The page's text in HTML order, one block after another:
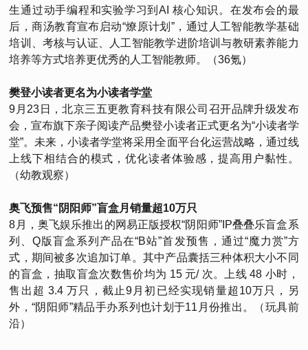
生通过动手编程和实验学习到AI 核心知识。在发布会的最
后，商汤教育宣布启动“燎原计划”，通过人工智能教学基础
培训、考核与认证、人工智能教学进阶培训与教研素养能力
培养等方式培养更优秀的人工智能教师。（36氪）
樊登小读者更名为小读者学堂
9月23日，北京三五更教育科技有限公司召开品牌升级发布
会，宣布旗下亲子阅读产品樊登小读者正式更名为“小读者学
堂”。未来，小读者学堂将采用全面平台化运营战略，通过线
上线下相结合的模式，优化读者体验感，提高用户黏性。
（幼教观察）
奥飞预售“阴阳师”盲盒月销量超10万只
8月，奥飞娱乐推出的网易正版授权“阴阳师”IP叠叠乐盲盒系
列、Q版盲盒系列产品在“B站”首发预售，通过“魔力赏”方
式，期间被多次追加订单。其中产品囊括三种体积大小不同
的盲盒，抽取盲盒次数售价均为 15 元/ 次。上线 48 小时，
售出超 3.4 万只，截止9月初已经实现销量超10万只，另
外，“阴阳师”精品手办系列也计划于11月份推出。（玩具前
沿）